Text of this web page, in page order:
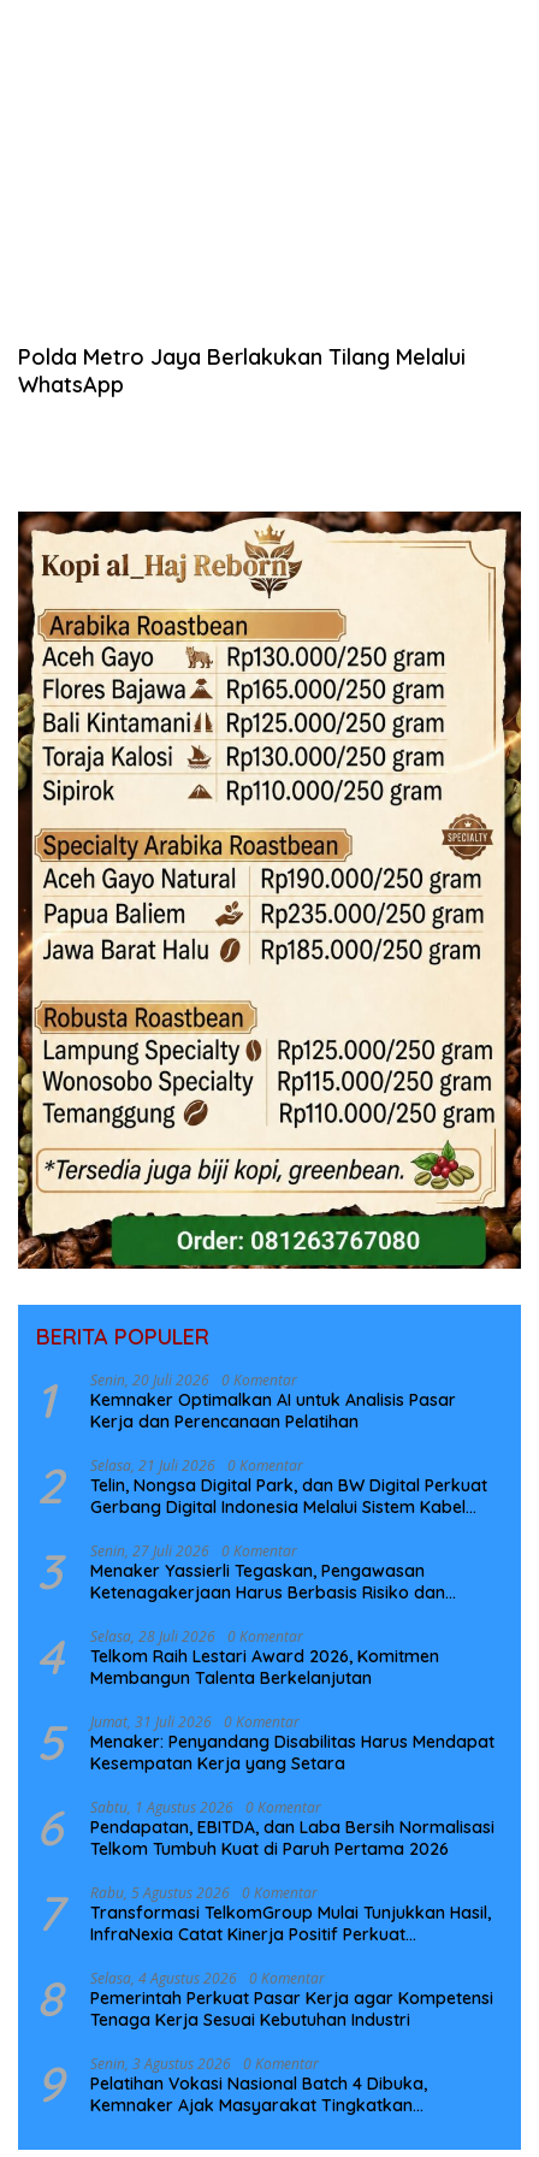
Polda Metro Jaya Berlakukan Tilang Melalui
WhatsApp
BERITA POPULER
1 Senin, 20 Juli 2026 0 Komentar
Kemnaker Optimalkan AI untuk Analisis Pasar
Kerja dan Perencanaan Pelatihan
2 Selasa, 21 Juli 2026 0 Komentar
Telin, Nongsa Digital Park, dan BW Digital Perkuat
Gerbang Digital Indonesia Melalui Sistem Kabel
3 Senin, 27 Juli 2026 0 Komentar
Menaker Yassierli Tegaskan, Pengawasan
Ketenagakerjaan Harus Berbasis Risiko dan
4 Selasa, 28 Juli 2026 0 Komentar
Telkom Raih Lestari Award 2026, Komitmen
Membangun Talenta Berkelanjutan
5 Jumat, 31 Juli 2026 0 Komentar
Menaker: Penyandang Disabilitas Harus Mendapat
Kesempatan Kerja yang Setara
6 Sabtu, 1 Agustus 2026 0 Komentar
Pendapatan, EBITDA, dan Laba Bersih Normalisasi
Telkom Tumbuh Kuat di Paruh Pertama 2026
7 Rabu, 5 Agustus 2026 0 Komentar
Transformasi TelkomGroup Mulai Tunjukkan Hasil,
InfraNexia Catat Kinerja Positif Perkuat
8 Selasa, 4 Agustus 2026 0 Komentar
Pemerintah Perkuat Pasar Kerja agar Kompetensi
Tenaga Kerja Sesuai Kebutuhan Industri
9 Senin, 3 Agustus 2026 0 Komentar
Pelatihan Vokasi Nasional Batch 4 Dibuka,
Kemnaker Ajak Masyarakat Tingkatkan